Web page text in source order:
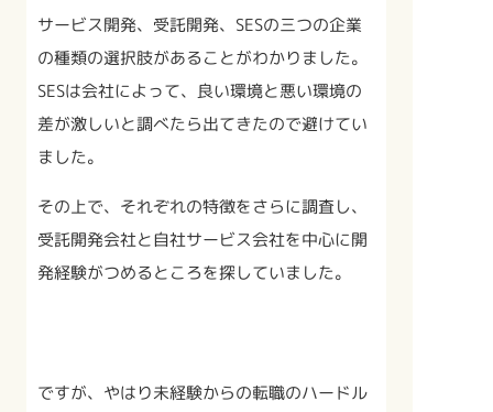
サービス開発、受託開発、SESの三つの企業
の種類の選択肢があることがわかりました。
SESは会社によって、良い環境と悪い環境の
差が激しいと調べたら出てきたので避けてい
ました。
その上で、それぞれの特徴をさらに調査し、
受託開発会社と自社サービス会社を中心に開
発経験がつめるところを探していました。
ですが、やはり未経験からの転職のハードル